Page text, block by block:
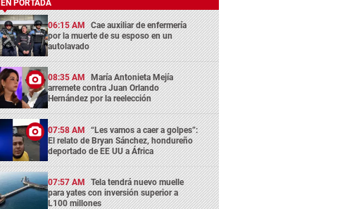
EN PORTADA
06:15 AM Cae auxiliar de enfermería
por la muerte de su esposo en un
autolavado
08:35 AM María Antonieta Mejía
arremete contra Juan Orlando
Hernández por la reelección
07:58 AM “Les vamos a caer a golpes”:
El relato de Bryan Sánchez, hondureño
deportado de EE UU a África
07:57 AM Tela tendrá nuevo muelle
para yates con inversión superior a
L100 millones